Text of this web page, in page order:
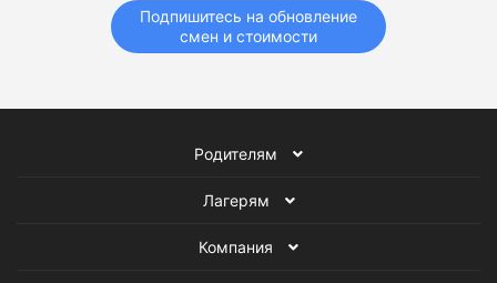
Подпишитесь на обновление
смен и стоимости
Родителям
Лагерям
Компания